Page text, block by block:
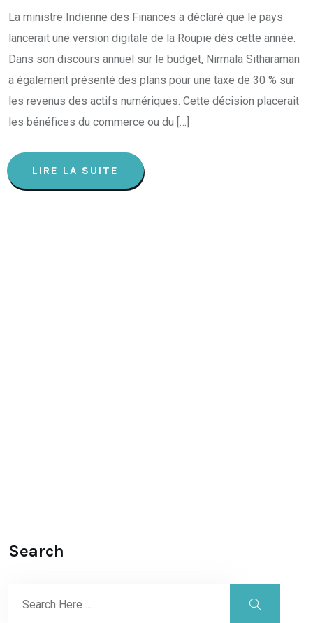
La ministre Indienne des Finances a déclaré que le pays
lancerait une version digitale de la Roupie dès cette année.
Dans son discours annuel sur le budget, Nirmala Sitharaman
a également présenté des plans pour une taxe de 30 % sur
les revenus des actifs numériques. Cette décision placerait
les bénéfices du commerce ou du […]
LIRE LA SUITE
Search